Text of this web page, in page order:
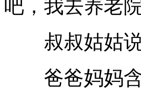
吧，我去养老
叔叔姑姑说
爸爸妈妈含